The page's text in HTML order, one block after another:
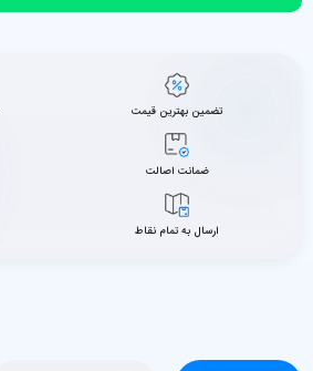
تضمین بهترین قیمت
ضمانت اصالت
ارسال به تمام نقاط